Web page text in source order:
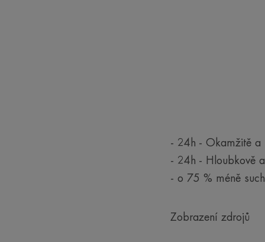
- 24h - Okamžitě a
- 24h - Hloubkově
- o 75 % méně
Zobrazení zdrojů